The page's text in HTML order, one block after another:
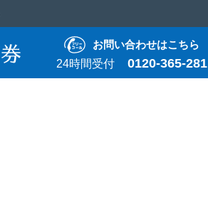
お問い合わせはこちら
24時間受付
0120-365-281